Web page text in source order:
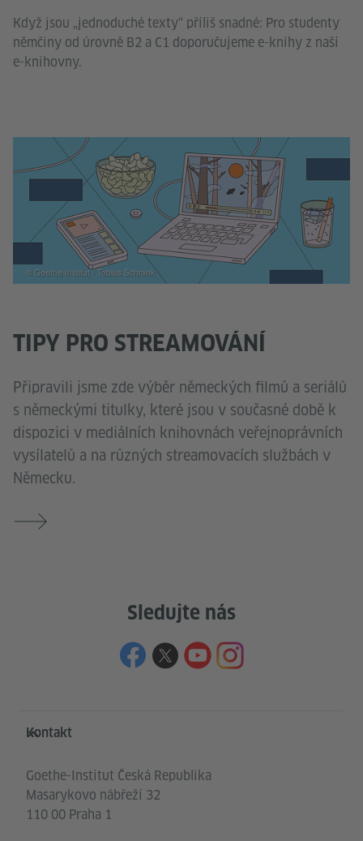
Když jsou „jednoduché texty“ příliš snadné: Pro studenty
němčiny od úrovně B2 a C1 doporučujeme e-knihy z naší
e-knihovny.
TIPY PRO STREAMOVÁNÍ
Připravili jsme zde výběr německých filmů a seriálů
s německými titulky, které jsou v současné době k
dispozici v mediálních knihovnách veřejnoprávních
vysílatelů a na různých streamovacích službách v
Německu.
© Goethe-Institut / Tobias Schrank
Sledujte nás
Service- und Informationsbereich
Kontakt
Goethe-Institut Česká Republika
Masarykovo nábřeží 32
110 00 Praha 1